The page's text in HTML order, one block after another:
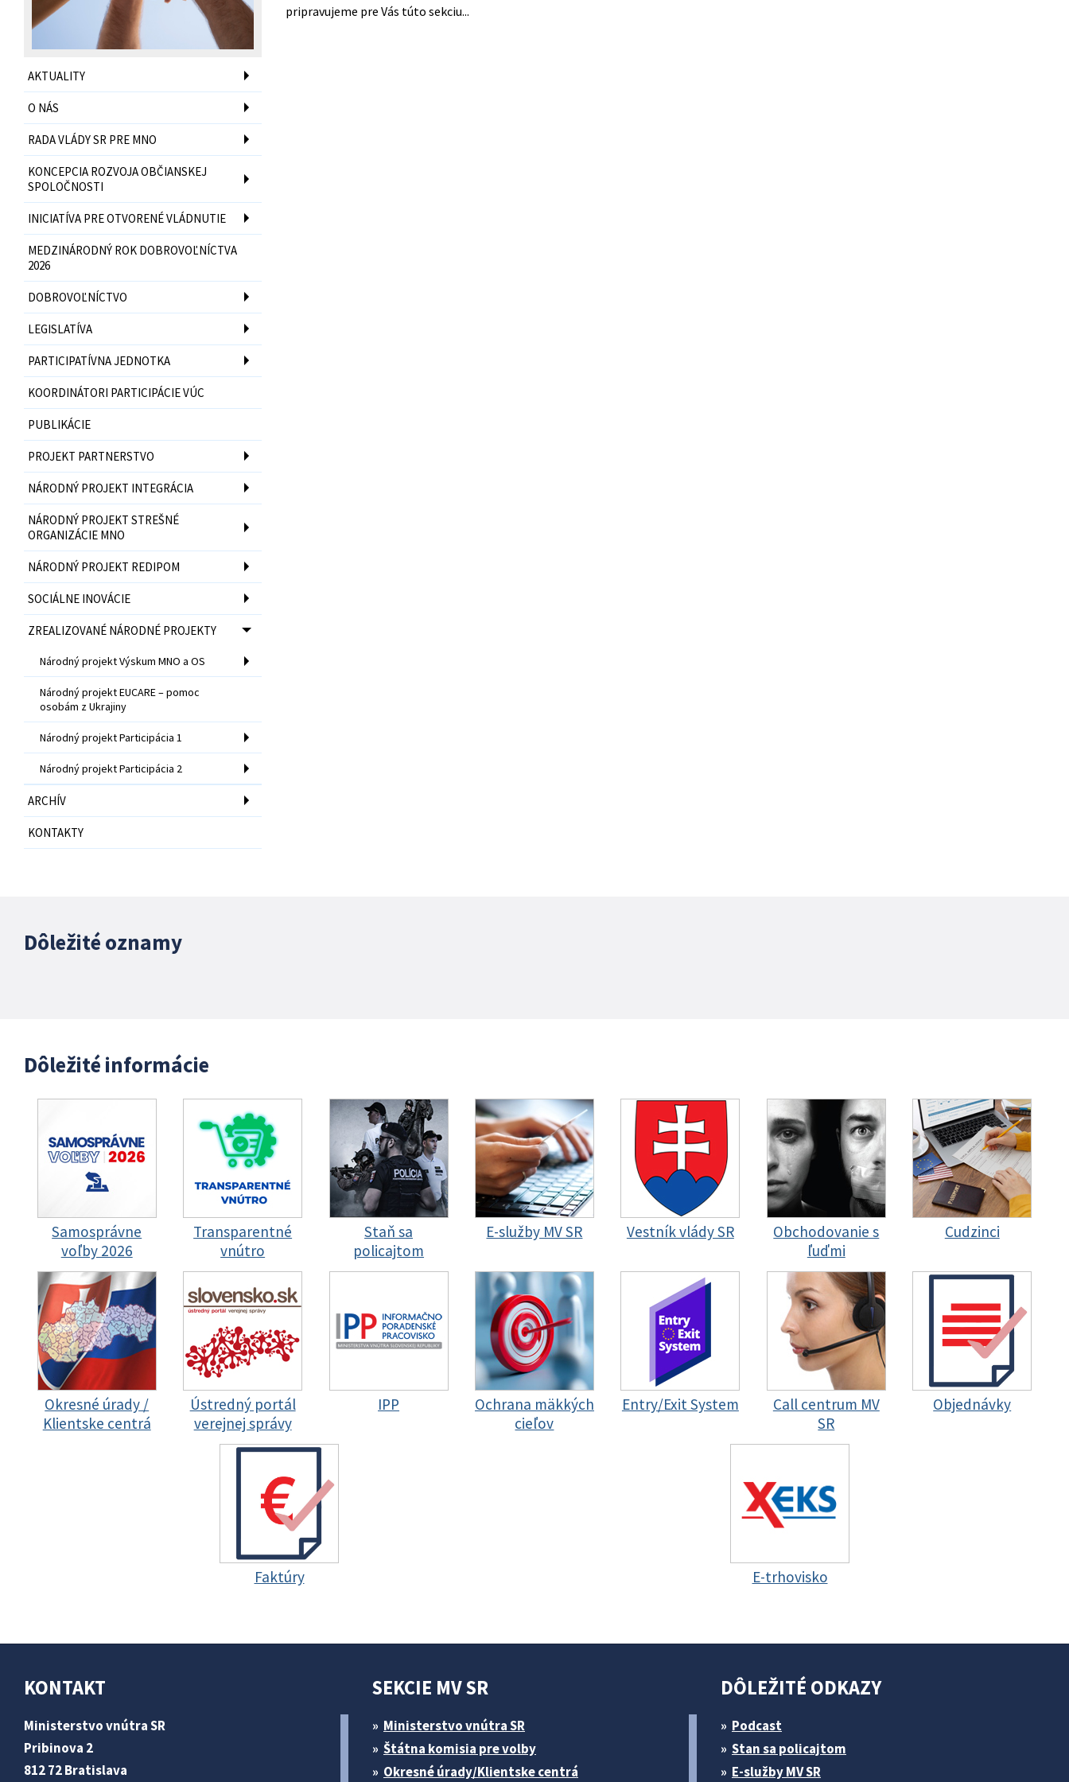
AKTUALITY
O NÁS
RADA VLÁDY SR PRE MNO
KONCEPCIA ROZVOJA OBČIANSKEJ
SPOLOČNOSTI
INICIATÍVA PRE OTVORENÉ VLÁDNUTIE
MEDZINÁRODNÝ ROK DOBROVOĽNÍCTVA
2026
DOBROVOĽNÍCTVO
LEGISLATÍVA
PARTICIPATÍVNA JEDNOTKA
KOORDINÁTORI PARTICIPÁCIE VÚC
PUBLIKÁCIE
PROJEKT PARTNERSTVO
NÁRODNÝ PROJEKT INTEGRÁCIA
NÁRODNÝ PROJEKT STREŠNÉ
ORGANIZÁCIE MNO
NÁRODNÝ PROJEKT REDIPOM
SOCIÁLNE INOVÁCIE
ZREALIZOVANÉ NÁRODNÉ PROJEKTY
Národný projekt Výskum MNO a OS
Národný projekt EUCARE – pomoc
osobám z Ukrajiny
Národný projekt Participácia 1
Národný projekt Participácia 2
ARCHÍV
KONTAKTY
pripravujeme pre Vás túto sekciu...
Dôležité oznamy
Dôležité informácie
Samosprávne
voľby 2026
Transparentné
vnútro
Staň sa
policajtom
E-služby MV SR Vestník vlády SR
Obchodovanie s
ľuďmi
Cudzinci
Okresné úrady /
Klientske centrá
Ústredný portál
verejnej správy
IPP
Ochrana mäkkých
cieľov
Entry/Exit System
Call centrum MV
SR
Objednávky
Faktúry E-trhovisko
KONTAKT
Ministerstvo vnútra SR
Pribinova 2
812 72 Bratislava
SEKCIE MV SR
Ministerstvo vnútra SR
Štátna komisia pre volby
Okresné úrady/Klientske centrá
DÔLEŽITÉ ODKAZY
Podcast
Stan sa policajtom
E-služby MV SR